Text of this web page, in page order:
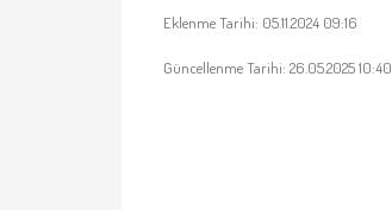
Eklenme Tarihi: 05.11.2024 09:16
Güncellenme Tarihi: 26.05.2025 10:40